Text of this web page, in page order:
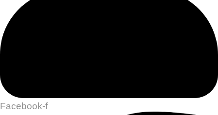
Facebook-f